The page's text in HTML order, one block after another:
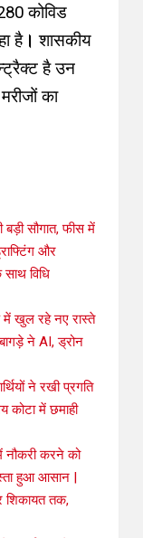
कोविड
है। शासकीय
है उन
का
सौगात, फीस में
और
विधि
खुल रहे नए रास्ते
ने AI, ड्रोन
ने रखी प्रगति
कोटा में छमाही
करने को
हुआ आसान |
शिकायत तक,